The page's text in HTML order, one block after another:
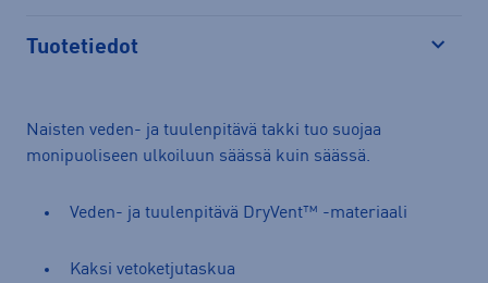
Tuotetiedot
Naisten veden- ja tuulenpitävä takki tuo suojaa
monipuoliseen ulkoiluun säässä kuin säässä.
Veden- ja tuulenpitävä DryVent™ -materiaali
Kaksi vetoketjutaskua